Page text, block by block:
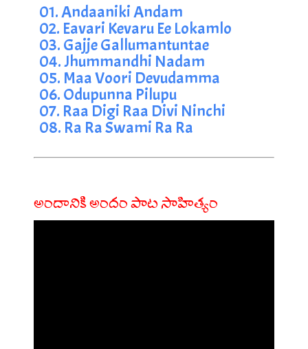
01. Andaaniki Andam
02. Eavari Kevaru Ee Lokamlo
03. Gajje Gallumantuntae
04. Jhummandhi Nadam
05. Maa Voori Devudamma
06. Odupunna Pilupu
07. Raa Digi Raa Divi Ninchi
08. Ra Ra Swami Ra Ra
అందానికి అందం పాట సాహిత్యం